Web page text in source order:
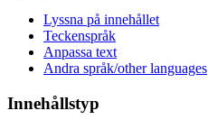
Lyssna på innehållet
Teckenspråk
Anpassa text
Andra språk/other languages
Innehållstyp